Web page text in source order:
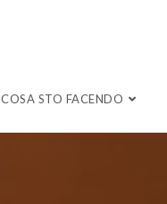
COSA STO FACENDO